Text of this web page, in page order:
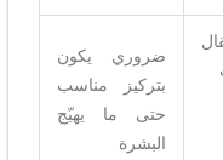
ضروري يكون
بتركيز مناسب
حتى ما يهيّج
البشرة